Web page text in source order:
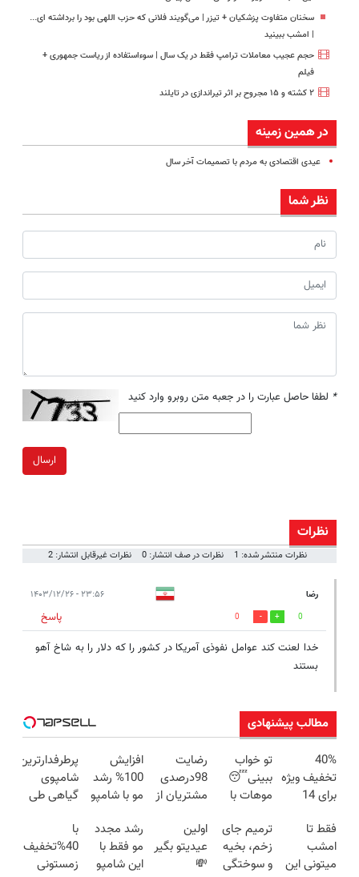
سخنان متفاوت پزشکیان + تیزر | می‌گویند فلانی که حزب اللهی بود را برداشته ای...
| امشب ببینید
حجم عجیب معاملات ترامپ فقط در یک سال | سوءاستفاده از ریاست جمهوری +
فیلم
۲ کشته و ۱۵ مجروح بر اثر تیراندازی در تایلند
در همین زمینه
عیدی اقتصادی به مردم با تصمیمات آخر سال
نظر شما
* لطفا حاصل عبارت را در جعبه متن روبرو وارد کنید
ارسال
نظرات
نظرات منتشر شده: 1 نظرات در صف انتشار: 0 نظرات غیرقابل انتشار: 2
رضا ۲۳:۵۶ - ۱۴۰۳/۱۲/۲۶
0
0
پاسخ
خدا لعنت کند عوامل نفوذی آمریکا در کشور را که دلار را به شاخ آهو
بستند
مطالب پیشنهادی
40%
تخفیف ویژه
برای 14
اول! کلیک
کن
تو خواب
ببینی😴
موهات با
جلبک
آلمانی
بریزه!
رضایت
98درصدی
مشتریان از
ضدریزش
موی
گیاهی!45%تخفیف
افزایش
100% رشد
مو با شامپو
لیسانس
آلمان+تخفیف
پرطرفدارترین
شامپوی
گیاهی طی
گذشته رو با
تخفیف بخر
فقط تا
امشب
میتونی این
ترمیم جای
زخم، بخیه
و سوختگی
اولین
عیدیتو بگیر
💸
رشد مجدد
مو فقط با
این شامپو
با
40%تخفیف
زمستونی